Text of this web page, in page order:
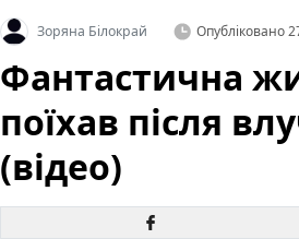
Зоряна Білокрай Опубліковано
Фантастична
поїхав після
(відео)